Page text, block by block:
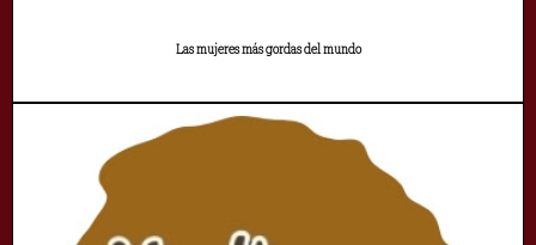
Las mujeres más gordas del mundo